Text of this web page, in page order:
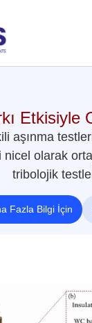
Etkisiyle
aşınma
nicel olarak
tribolojik
Fazla Bilgi İçin